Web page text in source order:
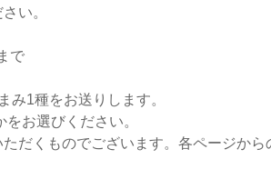
い。
で
1種をお送りします。
お選びください。
だくものでございます。各ページから